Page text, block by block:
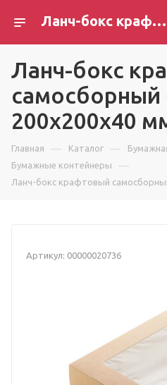
Ланч-бокс крафтовый самосборный (1 500 мл), 200х200х40 мм — купить оптом в Новосибирске
Ланч-бокс
самосборный
200х200х40
Главная — Каталог —
Бумажные контейнеры —
Ланч-бокс крафтовый
Артикул: 00000020736